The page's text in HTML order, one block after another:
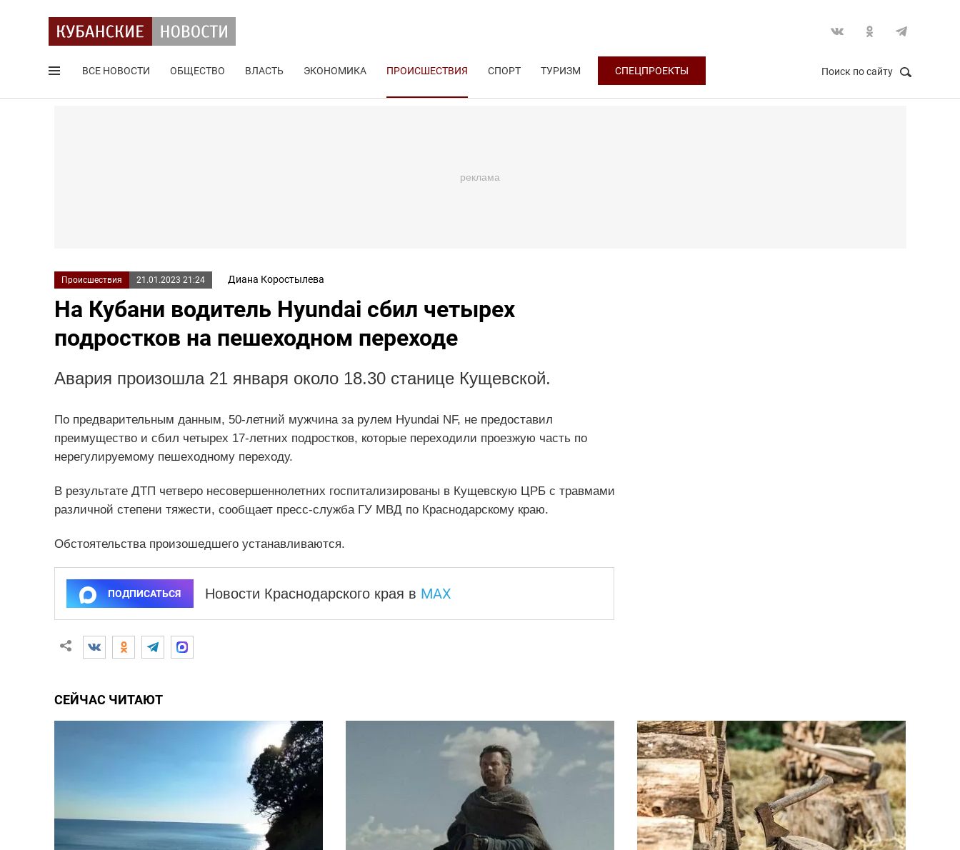
ВСЕ НОВОСТИ ОБЩЕСТВО ВЛАСТЬ ЭКОНОМИКА ПРОИСШЕСТВИЯ СПОРТ ТУРИЗМ СПЕЦПРОЕКТЫ Поиск по сайту
Происшествия 21.01.2023 21:24 Диана Коростылева
На Кубани водитель Hyundai сбил четырех
подростков на пешеходном переходе
Авария произошла 21 января около 18.30 станице Кущевской.
По предварительным данным, 50-летний мужчина за рулем Hyundai NF, не предоставил
преимущество и сбил четырех 17-летних подростков, которые переходили проезжую часть по
нерегулируемому пешеходному переходу.
В результате ДТП четверо несовершеннолетних госпитализированы в Кущевскую ЦРБ с травмами
различной степени тяжести, сообщает пресс-служба ГУ МВД по Краснодарскому краю.
Обстоятельства произошедшего устанавливаются.
ПОДПИСАТЬСЯ Новости Краснодарского края в MAX
СЕЙЧАС ЧИТАЮТ